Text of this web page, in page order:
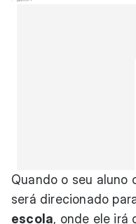
Quando o seu aluno
será direcionado
escola, onde ele irá